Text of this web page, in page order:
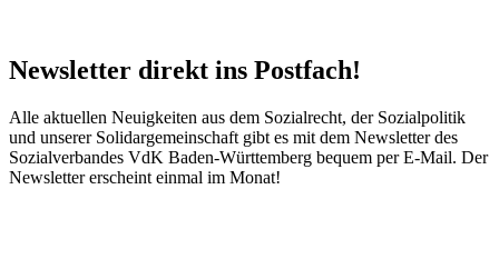
Newsletter direkt ins Postfach!
Alle aktuellen Neuigkeiten aus dem Sozialrecht, der Sozialpolitik
und unserer Solidargemeinschaft gibt es mit dem Newsletter des
Sozialverbandes VdK Baden-Württemberg bequem per E-Mail. Der
Newsletter erscheint einmal im Monat!